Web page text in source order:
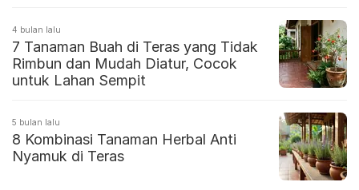
4 bulan lalu
7 Tanaman Buah di Teras yang Tidak
Rimbun dan Mudah Diatur, Cocok
untuk Lahan Sempit
5 bulan lalu
8 Kombinasi Tanaman Herbal Anti
Nyamuk di Teras